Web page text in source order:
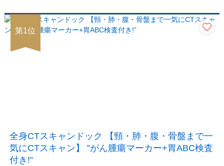
第1位
全身CTスキャンドック 【頸・肺・腹・骨盤まで一
気にCTスキャン】 ”がん腫瘍マーカー+胃ABC検査
付き!”